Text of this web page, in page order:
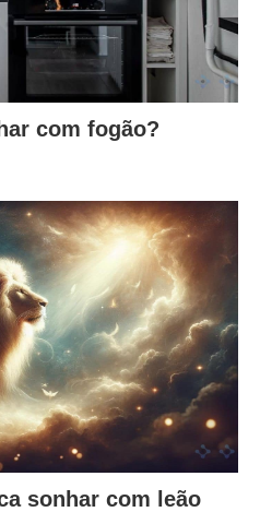
com fogão?
sonhar com leão